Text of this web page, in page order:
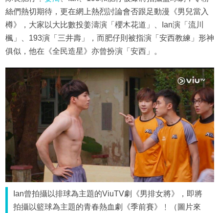
絲們熱切期待，更在網上熱烈討論會否跟足動漫《男兒當入
樽》，大家以大比數投姜濤演「櫻木花道」、Ian演「流川
楓」、193演「三井壽」，而肥仔則被指演「安西教練」形神
俱似，他在《全民造星》亦曾扮演「安西」。
Ian曾拍攝以排球為主題的ViuTV劇《男排女將》，即將
拍攝以籃球為主題的青春熱血劇《季前賽》﹗（圖片來